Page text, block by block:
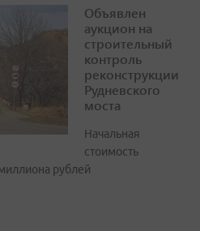
Объявлен
аукцион на
строительный
контроль
реконструкции
Рудневского
моста
Начальная
стоимость
рублей